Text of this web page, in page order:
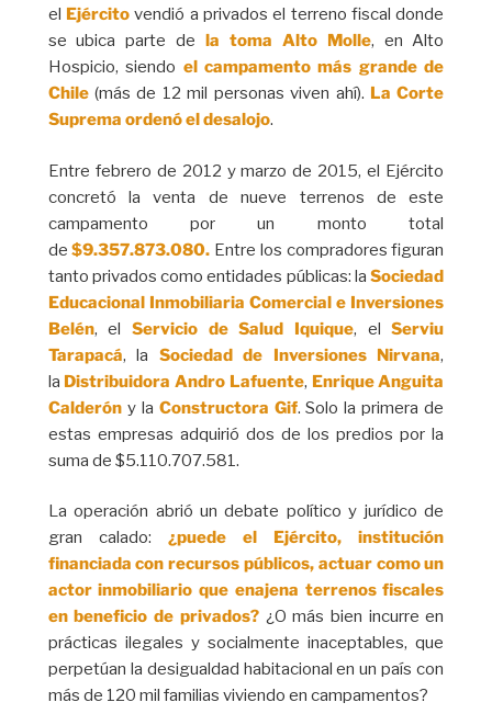
el Ejércitovendió a privados el terreno fiscal donde
se ubica parte dela toma Alto Molle, en Alto
Hospicio, siendo el campamento más grande de
Chile(más de 12 mil personas viven ahí). La Corte
Suprema ordenó el desalojo.
Entre febrero de 2012 y marzo de 2015, el Ejército
concretó la venta de nueve terrenos de este
campamento por un monto total
de $9.357.873.080. Entre los compradores figuran
tanto privados como entidades públicas: laSociedad
Educacional Inmobiliaria Comercial e Inversiones
Belén, el Servicio de Salud Iquique, elServiu
Tarapacá, la Sociedad de Inversiones Nirvana,
la Distribuidora Andro Lafuente, Enrique Anguita
Calderóny la Constructora Gif. Solo la primera de
estas empresas adquirió dos de los predios por la
suma de $5.110.707.581.
La operación abrió un debate político y jurídico de
gran calado: ¿puede el Ejército, institución
financiada con recursos públicos, actuar como un
actor inmobiliario que enajena terrenos fiscales
en beneficio de privados?¿O más bien incurre en
prácticas ilegales y socialmente inaceptables, que
perpetúan la desigualdad habitacional en un país con
más de 120 mil familias viviendo en campamentos?